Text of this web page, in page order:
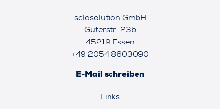
solasolution GmbH
Güterstr. 23b
45219 Essen
+49 2054 8603090
E-Mail schreiben
Links